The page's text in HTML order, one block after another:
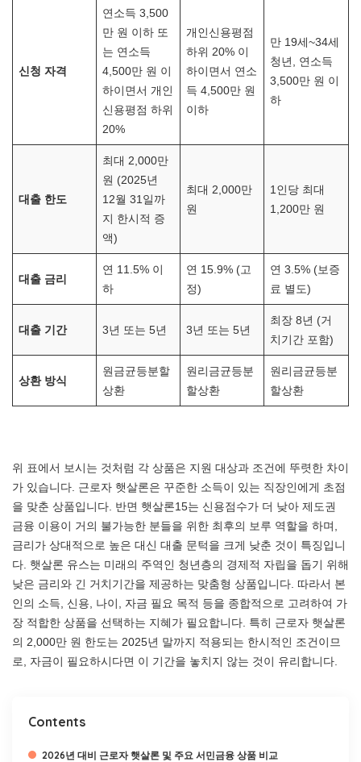
신청 자격
연소득 3,500
만 원 이하 또
는 연소득
4,500만 원 이
하이면서 개인
신용평점 하위
20%
개인신용평점
하위 20% 이
하이면서 연소
득 4,500만 원
이하
만 19세~34세
청년, 연소득
3,500만 원 이
하
대출 한도
최대 2,000만
원 (2025년
12월 31일까
지 한시적 증
액)
최대 2,000만
원
1인당 최대
1,200만 원
대출 금리
연 11.5% 이
하
연 15.9% (고
정)
연 3.5% (보증
료 별도)
대출 기간 3년 또는 5년 3년 또는 5년
최장 8년 (거
치기간 포함)
상환 방식
원금균등분할
상환
원리금균등분
할상환
원리금균등분
할상환
위 표에서 보시는 것처럼 각 상품은 지원 대상과 조건에 뚜렷한 차이
가 있습니다. 근로자 햇살론은 꾸준한 소득이 있는 직장인에게 초점
을 맞춘 상품입니다. 반면 햇살론15는 신용점수가 더 낮아 제도권
금융 이용이 거의 불가능한 분들을 위한 최후의 보루 역할을 하며,
금리가 상대적으로 높은 대신 대출 문턱을 크게 낮춘 것이 특징입니
다. 햇살론 유스는 미래의 주역인 청년층의 경제적 자립을 돕기 위해
낮은 금리와 긴 거치기간을 제공하는 맞춤형 상품입니다. 따라서 본
인의 소득, 신용, 나이, 자금 필요 목적 등을 종합적으로 고려하여 가
장 적합한 상품을 선택하는 지혜가 필요합니다. 특히 근로자 햇살론
의 2,000만 원 한도는 2025년 말까지 적용되는 한시적인 조건이므
로, 자금이 필요하시다면 이 기간을 놓치지 않는 것이 유리합니다.
Contents
2026년 대비 근로자 햇살론 및 주요 서민금융 상품 비교